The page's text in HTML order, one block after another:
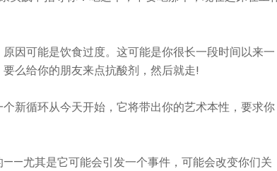
因可能是饮食过度。这可能是你很长一段时间以来一
么给你的朋友来点抗酸剂，然后就走!
新循环从今天开始，它将带出你的艺术本性，要求你
尤其是它可能会引发一个事件，可能会改变你们关